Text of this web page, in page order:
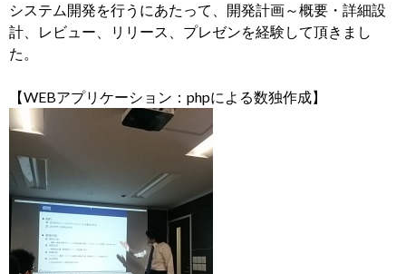
システム開発を行うにあたって、開発計画～概要・詳細設
計、レビュー、リリース、プレゼンを経験して頂きまし
た。
【WEBアプリケーション：phpによる数独作成】